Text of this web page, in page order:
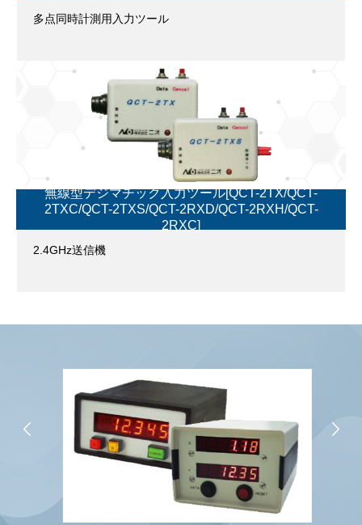
多点同時計測用入力ツール
無線型デジマチック入力ツール[QCT-2TX/QCT-
2TXC/QCT-2TXS/QCT-2RXD/QCT-2RXH/QCT-
2RXC]
2.4GHz送信機